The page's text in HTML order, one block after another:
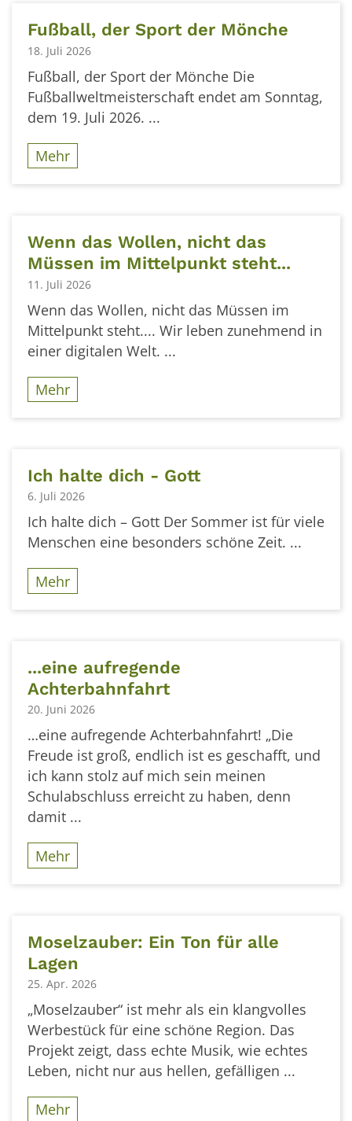
Fußball, der Sport der Mönche
18. Juli 2026
Fußball, der Sport der Mönche Die
Fußballweltmeisterschaft endet am Sonntag,
dem 19. Juli 2026. ...
Mehr
Wenn das Wollen, nicht das
Müssen im Mittelpunkt steht...
11. Juli 2026
Wenn das Wollen, nicht das Müssen im
Mittelpunkt steht.... Wir leben zunehmend in
einer digitalen Welt. ...
Mehr
Ich halte dich - Gott
6. Juli 2026
Ich halte dich – Gott Der Sommer ist für viele
Menschen eine besonders schöne Zeit. ...
Mehr
...eine aufregende
Achterbahnfahrt
20. Juni 2026
…eine aufregende Achterbahnfahrt! „Die
Freude ist groß, endlich ist es geschafft, und
ich kann stolz auf mich sein meinen
Schulabschluss erreicht zu haben, denn
damit ...
Mehr
Moselzauber: Ein Ton für alle
Lagen
25. Apr. 2026
„Moselzauber“ ist mehr als ein klangvolles
Werbestück für eine schöne Region. Das
Projekt zeigt, dass echte Musik, wie echtes
Leben, nicht nur aus hellen, gefälligen ...
Mehr